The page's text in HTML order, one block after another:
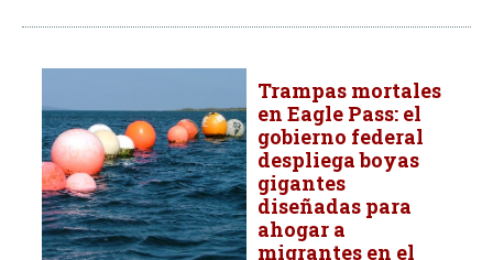
Trampas mortales
en Eagle Pass: el
gobierno federal
despliega boyas
gigantes
diseñadas para
ahogar a
migrantes en el